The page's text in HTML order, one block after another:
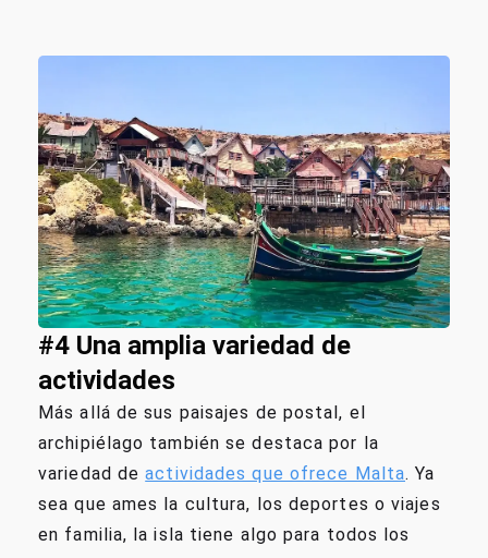
#4 Una amplia variedad de
actividades
Más allá de sus paisajes de postal, el
archipiélago también se destaca por la
variedad deactividades que ofrece Malta. Ya
sea que ames la cultura, los deportes o viajes
en familia, la isla tiene algo para todos los